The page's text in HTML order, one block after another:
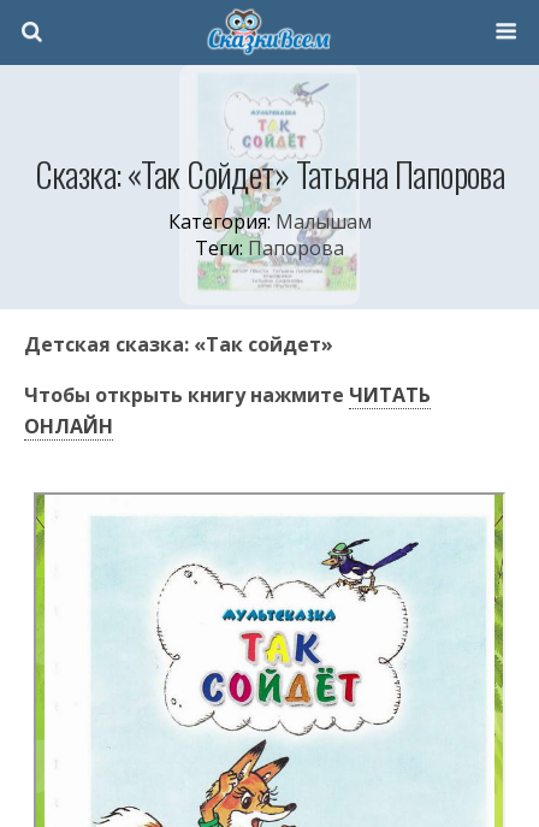
Сказка: «Так Сойдет» Татьяна Папорова
Категория: Малышам
Теги: Папорова
Детская сказка: «Так сойдет»
Чтобы открыть книгу нажмите ЧИТАТЬ
ОНЛАЙН